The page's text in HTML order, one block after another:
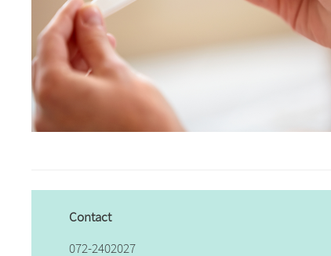
Contact
072-2402027